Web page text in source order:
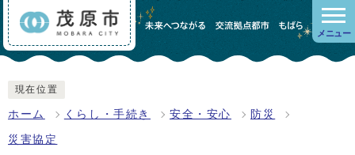
メニュー
現在位置
ホーム くらし・手続き 安全・安心 防災
災害協定